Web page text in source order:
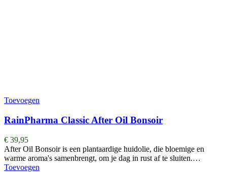
Toevoegen
RainPharma Classic After Oil Bonsoir
€ 39,95
After Oil Bonsoir is een plantaardige huidolie, die bloemige en
warme aroma's samenbrengt, om je dag in rust af te sluiten.…
Toevoegen